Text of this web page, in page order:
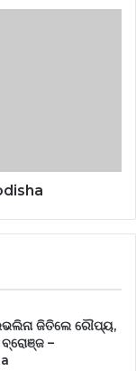
ଜିତିଲେ ରୌପ୍ୟ,
–